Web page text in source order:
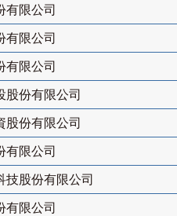
有限公司
有限公司
有限公司
股份有限公司
股份有限公司
有限公司
技股份有限公司
有限公司